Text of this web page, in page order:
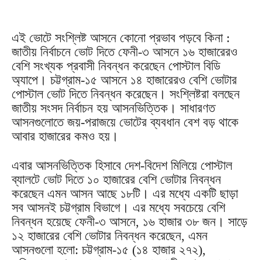
এই ভোটে সংশ্লিষ্ট আসনে কোনো প্রভাব পড়বে কিনা :
জাতীয় নির্বাচনে ভোট দিতে ফেনী-৩ আসনে ১৬ হাজারেরও
বেশি সংখ্যক প্রবাসী নিবন্ধন করেছেন পোস্টাল বিডি
অ্যাপে। চট্টগ্রাম-১৫ আসনে ১৪ হাজারেরও বেশি ভোটার
পোস্টাল ভোট দিতে নিবন্ধন করেছেন। সংশ্লিষ্টরা বলছেন
জাতীয় সংসদ নির্বাচন হয় আসনভিত্তিক। সাধারণত
আসনগুলোতে জয়-পরাজয়ে ভোটের ব্যবধান বেশ বড় থাকে
আবার হাজারের কমও হয়।
এবার আসনভিত্তিক হিসাবে দেশ-বিদেশ মিলিয়ে পোস্টাল
ব্যালটে ভোট দিতে ১০ হাজারের বেশি ভোটার নিবন্ধন
করেছেন এমন আসন আছে ১৮টি। এর মধ্যে একটি ছাড়া
সব আসনই চট্টগ্রাম বিভাগে। এর মধ্যে সবচেয়ে বেশি
নিবন্ধন হয়েছে ফেনী-৩ আসনে, ১৬ হাজার ৩৮ জন। সাড়ে
১২ হাজারের বেশি ভোটার নিবন্ধন করেছেন, এমন
আসনগুলো হলো: চট্টগ্রাম-১৫ (১৪ হাজার ২৭২),